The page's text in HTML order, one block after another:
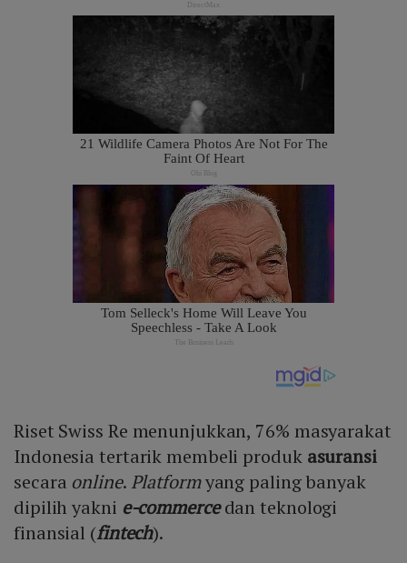
Riset Swiss Re menunjukkan, 76% masyarakat
Indonesia tertarik membeli produk asuransi
secara online. Platformyang paling banyak
dipilih yakni e-commercedan teknologi
finansial (fintech).